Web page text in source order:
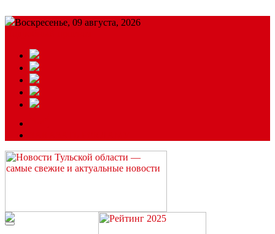
Воскресенье, 09 августа, 2026
Читайте последние новости дня в Тульской области на сайте
“ЗаНовомосковск”